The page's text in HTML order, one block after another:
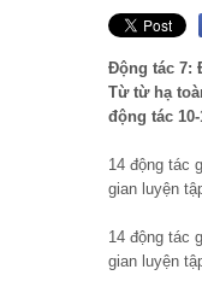
Động tác 7:
Từ từ hạ
động tác
14 động tác
gian luyện
14 động tác
gian luyện